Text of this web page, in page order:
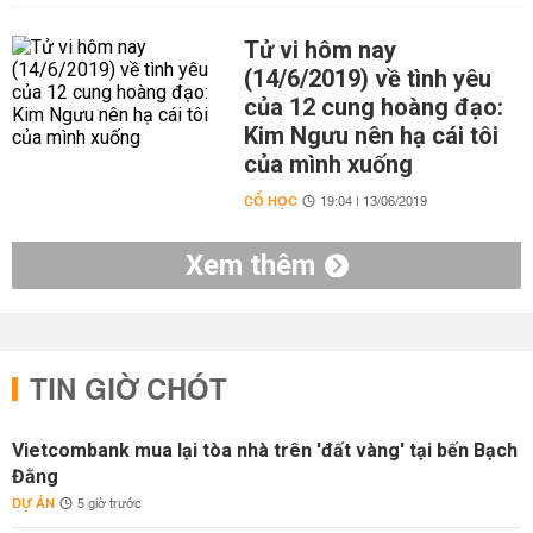
Tử vi hôm nay
(14/6/2019) về tình yêu
của 12 cung hoàng đạo:
Kim Ngưu nên hạ cái tôi
của mình xuống
CỔ HỌC 19:04 | 13/06/2019
Xem thêm
TIN GIỜ CHÓT
Vietcombank mua lại tòa nhà trên 'đất vàng' tại bến Bạch
Đằng
DỰ ÁN 5 giờ trước